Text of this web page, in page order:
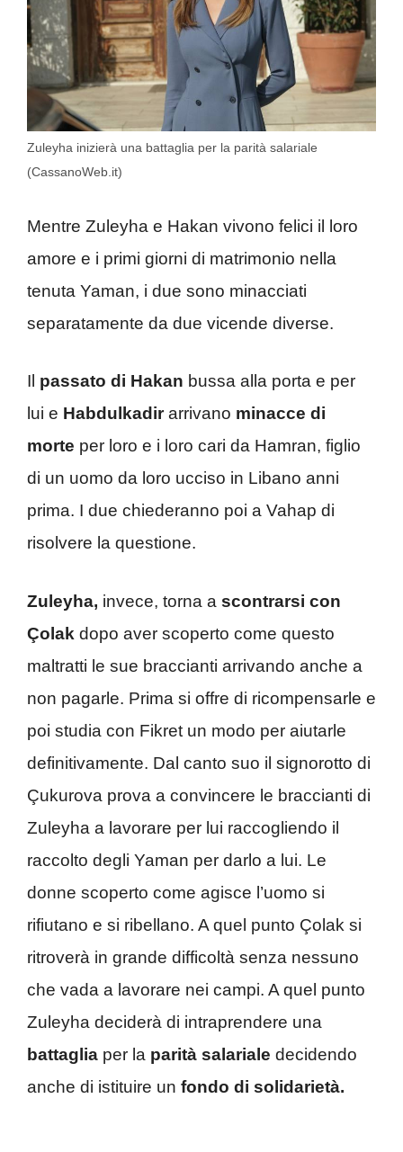
Zuleyha inizierà una battaglia per la parità salariale
(CassanoWeb.it)
Mentre Zuleyha e Hakan vivono felici il loro
amore e i primi giorni di matrimonio nella
tenuta Yaman, i due sono minacciati
separatamente da due vicende diverse.
Il passato di Hakan bussa alla porta e per
lui e Habdulkadirarrivano minacce di
morte per loro e i loro cari da Hamran, figlio
di un uomo da loro ucciso in Libano anni
prima. I due chiederanno poi a Vahap di
risolvere la questione.
Zuleyha, invece, torna a scontrarsi con
Çolak dopo aver scoperto come questo
maltratti le sue braccianti arrivando anche a
non pagarle. Prima si offre di ricompensarle e
poi studia con Fikret un modo per aiutarle
definitivamente. Dal canto suo il signorotto di
Çukurova prova a convincere le braccianti di
Zuleyha a lavorare per lui raccogliendo il
raccolto degli Yaman per darlo a lui. Le
donne scoperto come agisce l’uomo si
rifiutano e si ribellano. A quel punto Çolak si
ritroverà in grande difficoltà senza nessuno
che vada a lavorare nei campi. A quel punto
Zuleyha deciderà di intraprendere una
battaglia per la parità salariale decidendo
anche di istituire un fondo di solidarietà.